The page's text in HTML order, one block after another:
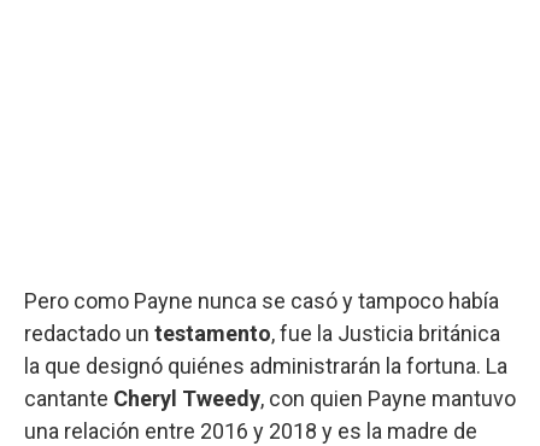
Pero como Payne nunca se casó y tampoco había
redactado un testamento, fue la Justicia británica
la que designó quiénes administrarán la fortuna. La
cantante Cheryl Tweedy, con quien Payne mantuvo
una relación entre 2016 y 2018 y es la madre de